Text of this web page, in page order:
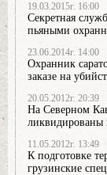
19.03.2015г. 16:00
Секретная
пьяными
23.06.2014г. 14:00
Охранник
заказе на
20.05.2012г. 20:39
На Северном
ликвидированы
11.05.2012г. 13:49
К подготовке
грузинские